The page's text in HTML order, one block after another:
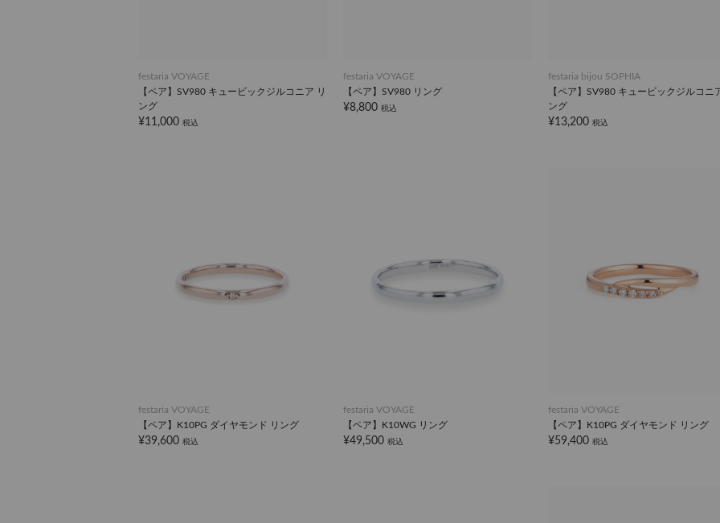
festaria VOYAGE
【ペア】SV980 キュービックジルコニア リ
ング
¥11,000 税込
festaria VOYAGE
【ペア】SV980 リング
¥8,800 税込
festaria bijou SOPHIA
【ペア】SV980 キュービックジルコニ
ング
¥13,200 税込
festaria VOYAGE
【ペア】K10PG ダイヤモンド リング
¥39,600 税込
festaria VOYAGE
【ペア】K10WG リング
¥49,500 税込
festaria VOYAGE
【ペア】K10PG ダイヤモンド リング
¥59,400 税込